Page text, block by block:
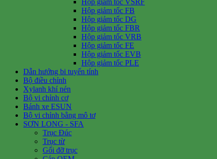
Hộp giảm tốc FB
Hộp giảm tốc DG
Hộp giảm tốc FBR
Hộp giảm tốc VRB
Hộp giảm tốc FE
Hộp giảm tốc EVB
Hộp giảm tốc PLE
Dẫn hướng bi tuyến tính
Bộ điều chỉnh
Xylanh khí nén
Bộ vi chỉnh cơ
Bánh xe ESUN
Bộ vi chỉnh bằng mô tơ
SƠN LONG - SFA
Trục Đúc
Trục từ
Gối đỡ trục